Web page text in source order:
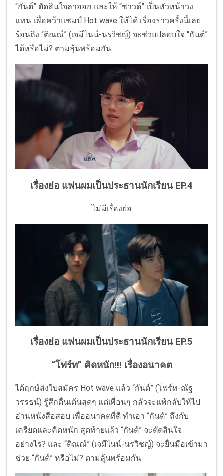
“กันต์” ตัดสินใจลาออก และให้ “ซาวด์” เป็นหัวหน้าวง
แทน เพื่อคว้าแชมป์ Hot wave ให้ได้ เรื่องราวครั้งนี้เลย
ร้อนถึง “ติณณ์” (เจมีไนน์-นรวิชญ์) จะช่วยปลอบใจ “กันต์”
ได้หรือไม่? ตามลุ้นพร้อมกัน
เรื่องย่อ แฟนผมเป็นประธานนักเรียน EP.4
ไม่มีเรื่องย่อ
เรื่องย่อ แฟนผมเป็นประธานนักเรียน EP.5
“โฟร์ท” คิดหนัก!!! เรื่องอนาคต
ได้ฤกษ์ส่งใบสมัคร Hot wave แล้ว “กันต์” (โฟร์ท-ณัฐ
วรรธน์) รู้สึกตื่นเต้นสุดๆ แต่เพื่อนๆ กลัวจะแพ้กลับให้ไป
อ่านหนังสือสอบ เพื่ออนาคตที่ดี ทำเอา “กันต์” ถึงกับ
เครียดและคิดหนัก สุดท้ายแล้ว “กันต์” จะตัดสินใจ
อย่างไร? และ “ติณณ์” (เจมีไนน์-นรวิชญ์) จะยื่นมือเข้ามา
ช่วย “กันต์” หรือไม่? ตามลุ้นพร้อมกัน